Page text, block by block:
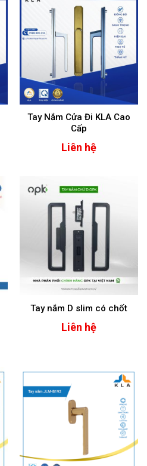
Tay Nắm Cửa Đi KLA Cao
Cấp
Liên hệ
Tay nắm D slim có chốt
Liên hệ